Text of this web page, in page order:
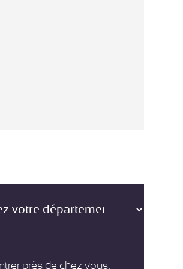
près de chez vous,